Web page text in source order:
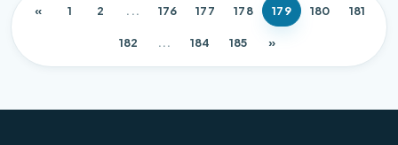
« 1 2 ... 176 177 178 179 180 181
182 ... 184 185 »